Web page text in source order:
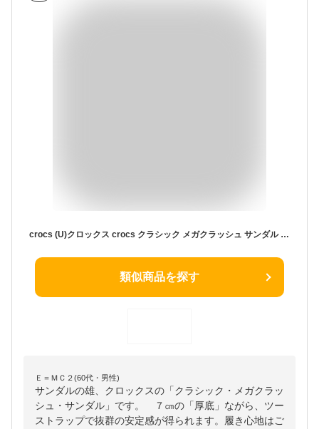
crocs (U)クロックス crocs クラシック メガクラッシュ サンダル Sandal クロックス シューズ・靴 サンダル ブラック【送料無料】
類似商品を探す
Ｅ＝ＭＣ２(60代・男性)
サンダルの雄、クロックスの「クラシック・メガクラッ
シュ・サンダル」です。 ７㎝の「厚底」ながら、ツー
ストラップで抜群の安定感が得られます。履き心地はご